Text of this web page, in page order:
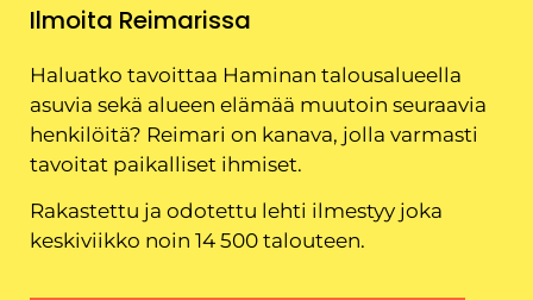
Ilmoita Reimarissa
Haluatko tavoittaa Haminan talousalueella
asuvia sekä alueen elämää muutoin seuraavia
henkilöitä? Reimari on kanava, jolla varmasti
tavoitat paikalliset ihmiset.
Rakastettu ja odotettu lehti ilmestyy joka
keskiviikko noin 14 500 talouteen.